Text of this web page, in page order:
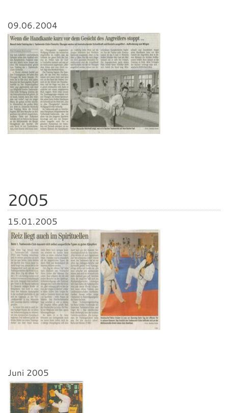
09.06.2004
2005
15.01.2005
Juni 2005